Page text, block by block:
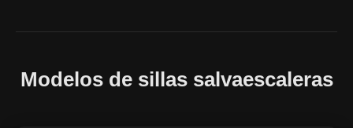
Modelos de sillas salvaescaleras